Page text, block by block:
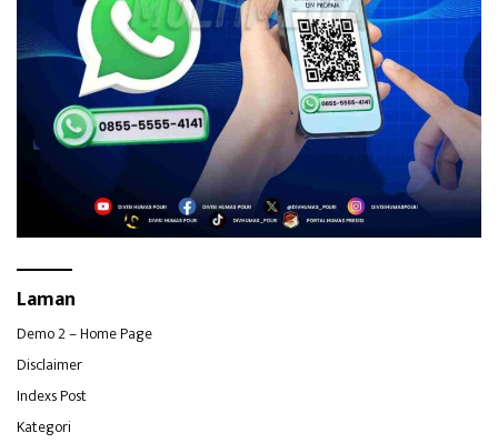
Laman
Demo 2 – Home Page
Disclaimer
Indexs Post
Kategori